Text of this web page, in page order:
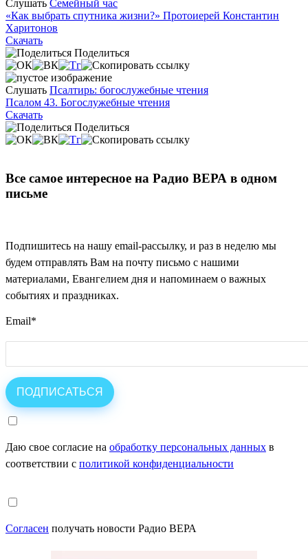
Слушать Семейный час
«Как выбрать спутника жизни?» Протоиерей Константин
Харитонов
Скачать
Поделиться
Слушать Псалтирь: богослужебные чтения
Псалом 43. Богослужебные чтения
Скачать
Поделиться
Все самое интересное на Радио ВЕРА в одном
письме
Подпишитесь на нашу email-рассылку, и раз в неделю мы
будем отправлять Вам на почту письмо с нашими
материалами, Евангелием дня и напоминаем о важных
событиях и праздниках.
Email*
Даю свое согласие на обработку персональных данных в
соответствии с политикой конфиденциальности
Согласен получать новости Радио ВЕРА